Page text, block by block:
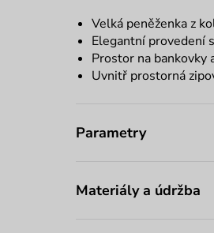
Velká peněženka z
Elegantní provedení
Prostor na bankovky
Uvnitř prostorná
Parametry
Materiály a údržba